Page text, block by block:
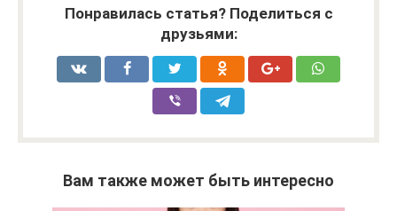
Понравилась статья? Поделиться с
друзьями:
Вам также может быть интересно